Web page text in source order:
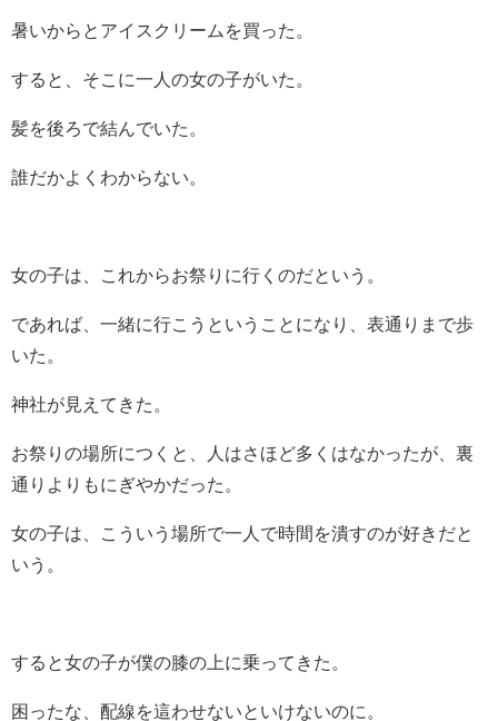
暑いからとアイスクリームを買った。
すると、そこに一人の女の子がいた。
髪を後ろで結んでいた。
誰だかよくわからない。
女の子は、これからお祭りに行くのだという。
であれば、一緒に行こうということになり、表通りまで歩
いた。
神社が見えてきた。
お祭りの場所につくと、人はさほど多くはなかったが、裏
通りよりもにぎやかだった。
女の子は、こういう場所で一人で時間を潰すのが好きだと
いう。
すると女の子が僕の膝の上に乗ってきた。
困ったな、配線を這わせないといけないのに。